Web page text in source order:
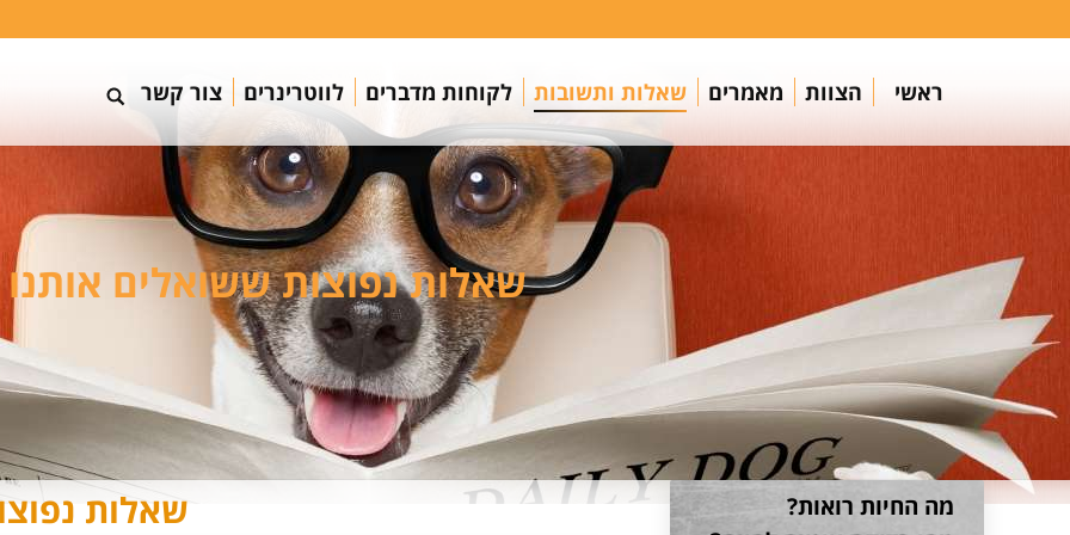
ראשי הצוות מאמרים שאלות ותשובות לקוחות מדברים לווטרינרים צור קשר
שאלות נפוצות ששואלים אותנו
שאלות
מה החיות רואות?